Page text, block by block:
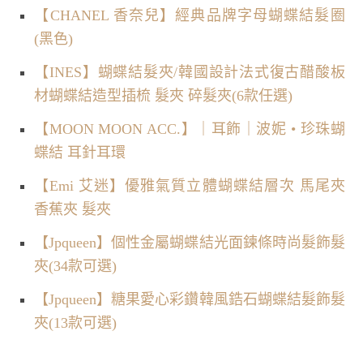
【CHANEL 香奈兒】經典品牌字母蝴蝶結髮圈
(黑色)
【INES】蝴蝶結髮夾/韓國設計法式復古醋酸板
材蝴蝶結造型插梳 髮夾 碎髮夾(6款任選)
【MOON MOON ACC.】｜耳飾｜波妮 • 珍珠蝴
蝶結 耳針耳環
【Emi 艾迷】優雅氣質立體蝴蝶結層次 馬尾夾
香蕉夾 髮夾
【Jpqueen】個性金屬蝴蝶結光面鍊條時尚髮飾髮
夾(34款可選)
【Jpqueen】糖果愛心彩鑽韓風鋯石蝴蝶結髮飾髮
夾(13款可選)